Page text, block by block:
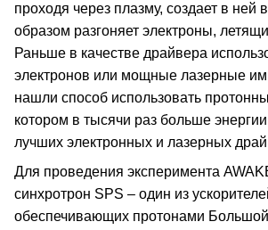
проходя через плазму, создает в ней
образом разгоняет электроны,
Раньше в качестве драйвера
электронов или мощные лазерные
нашли способ использовать
котором в тысячи раз больше
лучших электронных и лазерных
Для проведения эксперимента
синхротрон SPS – один из
обеспечивающих протонами